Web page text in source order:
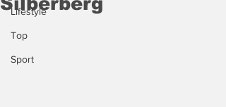
Lifestyle
Top
Sport